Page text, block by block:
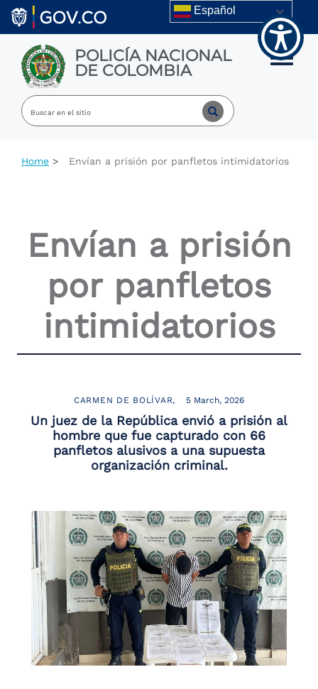
Welcome
All
Accessibility
screen
reader.
reader
Skip to main content Español
POLICÍA NACIONAL
DE COLOMBIA Toggle
Home Envían a prisión por panfletos intimidatorios
Envían a prisión
por panfletos
intimidatorios
CARMEN DE BOLÍVAR 5 March, 2026
Un juez de la República envió a prisión al
hombre que fue capturado con 66
panfletos alusivos a una supuesta
organización criminal.